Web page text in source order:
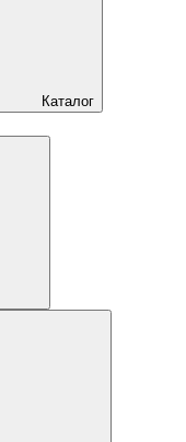
Каталог